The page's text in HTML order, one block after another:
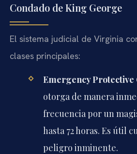
Condado de King George
El sistema judicial de Virginia
clases principales:
Emergency Protective
otorga de manera
frecuencia por un
hasta 72 horas. Es útil
peligro inminente.